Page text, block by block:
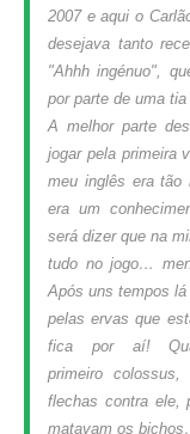
2007 e aqui o
desejava tanto
"Ahhh ingénuo",
por parte de uma
A melhor parte
jogar pela primeira
meu inglês era tão
era um
será dizer que na
tudo no jogo…
Após uns tempos
pelas ervas que
fica por aí!
primeirocolossus
flechas contra ele,
matavam os